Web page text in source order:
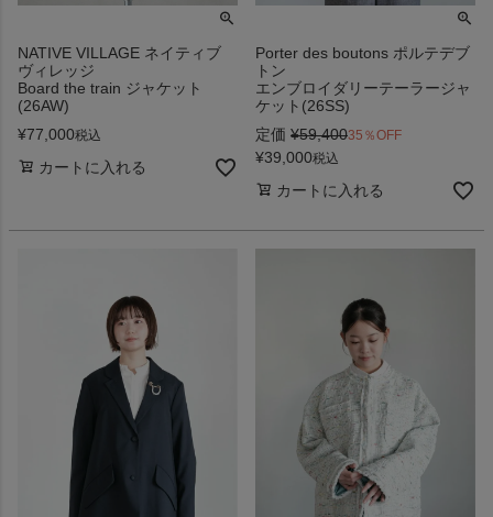
NATIVE VILLAGE ネイティブ
ヴィレッジ
Board the train ジャケット
(26AW)
¥77,000税込
カートに入れる
Porter des boutons ポルテデブ
トン
エンブロイダリーテーラージャ
ケット(26SS)
定価 ¥59,40035％OFF
¥39,000税込
カートに入れる